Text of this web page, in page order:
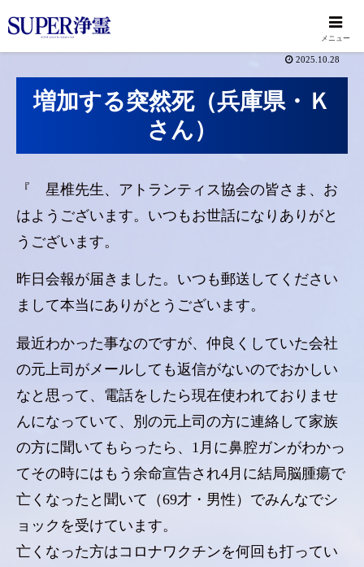
2025.10.28
増加する突然死（兵庫県・Ｋ
さん）
『 星椎先生、アトランティス協会の皆さま、お
はようございます。いつもお世話になりありがと
うございます。
昨日会報が届きました。いつも郵送してください
まして本当にありがとうございます。
最近わかった事なのですが、仲良くしていた会社
の元上司がメールしても返信がないのでおかしい
なと思って、電話をしたら現在使われておりませ
んになっていて、別の元上司の方に連絡して家族
の方に聞いてもらったら、1月に鼻腔ガンがわかっ
てその時にはもう余命宣告され4月に結局脳腫瘍で
亡くなったと聞いて（69才・男性）でみんなでシ
ョックを受けています。
亡くなった方はコロナワクチンを何回も打ってい
メニュー